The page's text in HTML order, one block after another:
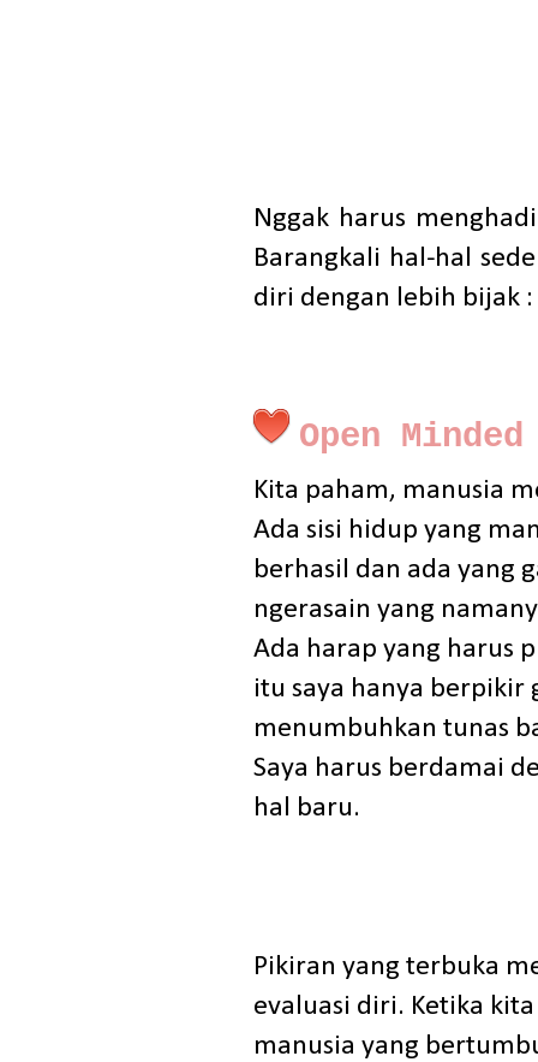
Nggak harus
Barangkali hal-hal
diri dengan lebih bijak :
Open Minded
Kita paham, manusia
Ada sisi hidup yang
berhasil dan ada yang
ngerasain yang
Ada harap yang harus
itu saya hanya berpikir
menumbuhkan tunas
Saya harus berdamai
hal baru.
Pikiran yang terbuka
evaluasi diri. Ketika
manusia yang